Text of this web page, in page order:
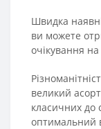
Швидка
ви можете
очікування
великий
класичних до
оптимальний